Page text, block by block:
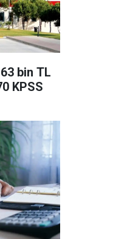
bin TL